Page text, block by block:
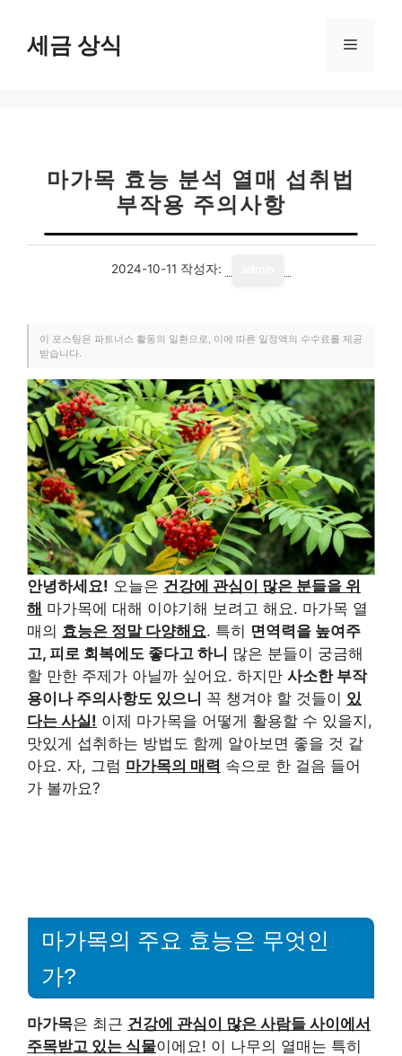
세금 상식 메
마가목 효능 분석 열매 섭취법
부작용 주의사항
2024-10-11 작성자:
이 포스팅은 파트너스 활동의 일환으로, 이에 따른 일정액의 수수료를 제공
받습니다.
안녕하세요! 오늘은 건강에 관심이 많은 분들을 위
해 마가목에 대해 이야기해 보려고 해요. 마가목 열
매의 효능은 정말 다양해요. 특히 면역력을 높여주
고, 피로 회복에도 좋다고 하니 많은 분들이 궁금해
할 만한 주제가 아닐까 싶어요. 하지만 사소한 부작
용이나 주의사항도 있으니 꼭 챙겨야 할 것들이 있
다는 사실! 이제 마가목을 어떻게 활용할 수 있을지,
맛있게 섭취하는 방법도 함께 알아보면 좋을 것 같
아요. 자, 그럼 마가목의 매력 속으로 한 걸음 들어
가 볼까요?
마가목의 주요 효능은 무엇인
가?
마가목은 최근 건강에 관심이 많은 사람들 사이에서
주목받고 있는 식물이에요! 이 나무의 열매는 특히